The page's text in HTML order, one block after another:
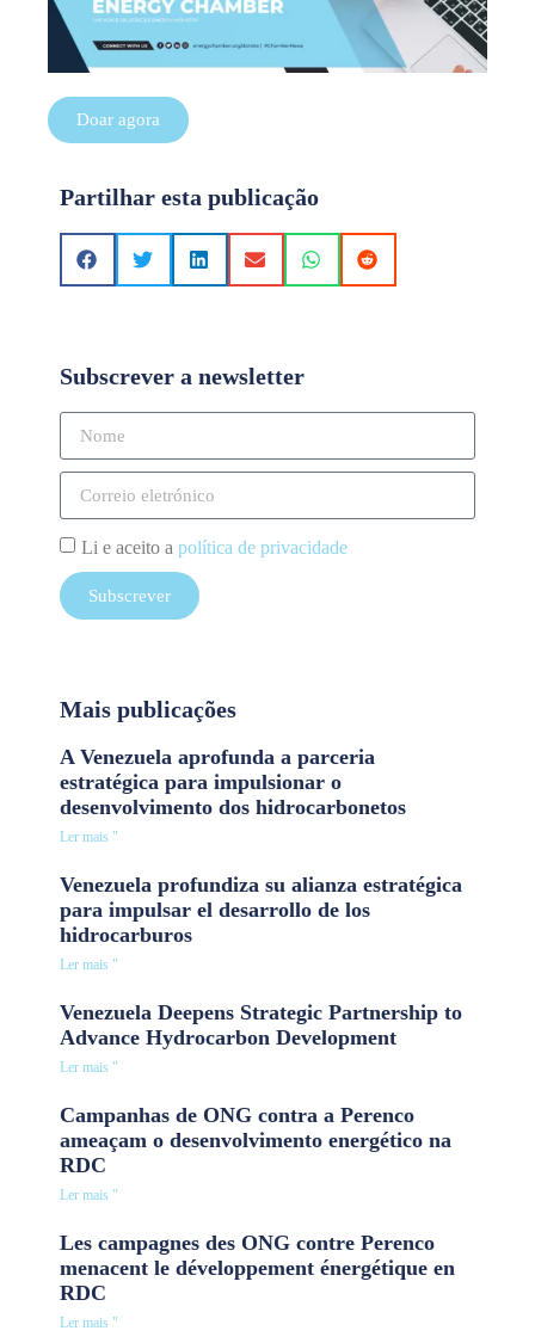
Doar agora
Partilhar esta publicação
Subscrever a newsletter
Li e aceito a política de privacidade
Subscrever
Mais publicações
A Venezuela aprofunda a parceria
estratégica para impulsionar o
desenvolvimento dos hidrocarbonetos
Ler mais "
Venezuela profundiza su alianza estratégica
para impulsar el desarrollo de los
hidrocarburos
Ler mais "
Venezuela Deepens Strategic Partnership to
Advance Hydrocarbon Development
Ler mais "
Campanhas de ONG contra a Perenco
ameaçam o desenvolvimento energético na
RDC
Ler mais "
Les campagnes des ONG contre Perenco
menacent le développement énergétique en
RDC
Ler mais "